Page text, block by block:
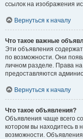
ссылок на изображения
Вернуться к началу
Что такое важные
Эти объявления
по возможности. Они
личном разделе. Права
предоставляются
Вернуться к началу
Что такое объявления?
Объявления чаще всего
котором вы находитесь в
возможности.